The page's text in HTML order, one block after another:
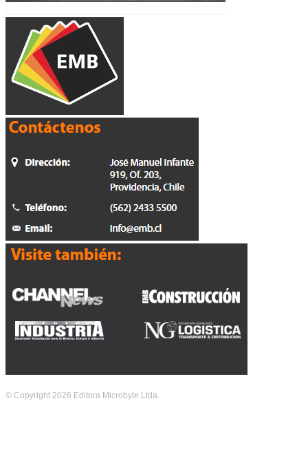
© Copyright 2026 Editora Microbyte Ltda.